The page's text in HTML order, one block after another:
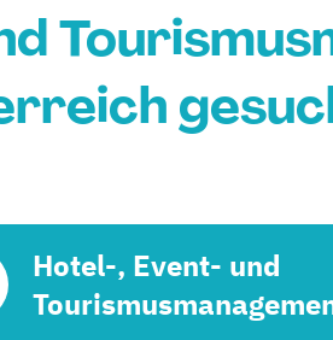
Hotel-, Event- und